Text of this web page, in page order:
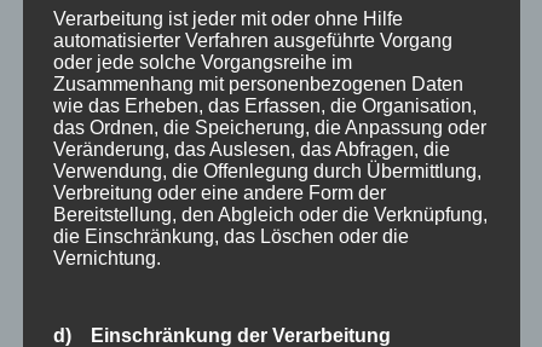
die Skispringerinnen in der Audi Arena wieder
einen Weltcup durchführen. Vom 31.01. bis
02.02.2020 findet einen Doppel-Weltcup auf der
Oberstdorfer Großschanze HS 137...
Verarbeitung ist jeder mit oder ohne Hilfe
automatisierter Verfahren ausgeführte Vorgang
oder jede solche Vorgangsreihe im
Zusammenhang mit personenbezogenen Daten
wie das Erheben, das Erfassen, die Organisation,
das Ordnen, die Speicherung, die Anpassung oder
Veränderung, das Auslesen, das Abfragen, die
Verwendung, die Offenlegung durch Übermittlung,
Verbreitung oder eine andere Form der
Bereitstellung, den Abgleich oder die Verknüpfung,
die Einschränkung, das Löschen oder die
Vernichtung.
d) Einschränkung der Verarbeitung